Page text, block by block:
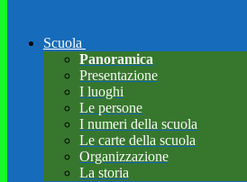
Scuola
Panoramica
Presentazione
I luoghi
Le persone
I numeri della scuola
Le carte della scuola
Organizzazione
La storia